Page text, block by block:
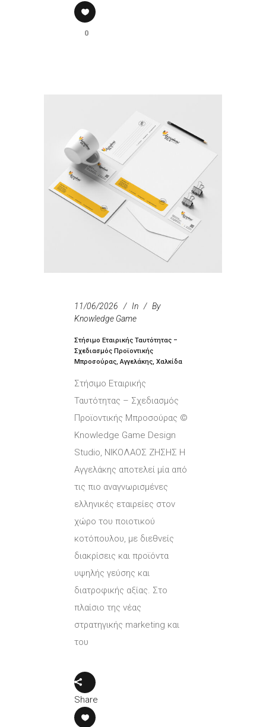
0
11/06/2026 In
By
Knowledge Game
Στήσιμο Εταιρικής Ταυτότητας –
Σχεδιασμός Προϊοντικής
Μπροσούρας, Αγγελάκης, Χαλκίδα
Στήσιμο Εταιρικής
Ταυτότητας – Σχεδιασμός
Προϊοντικής Μπροσούρας ©
Knowledge Game Design
Studio, ΝΙΚΟΛΑΟΣ ΖΗΣΗΣ Η
Αγγελάκης αποτελεί μία από
τις πιο αναγνωρισμένες
ελληνικές εταιρείες στον
χώρο του ποιοτικού
κοτόπουλου, με διεθνείς
διακρίσεις και προϊόντα
υψηλής γεύσης και
διατροφικής αξίας. Στο
πλαίσιο της νέας
στρατηγικής marketing και
του
Share